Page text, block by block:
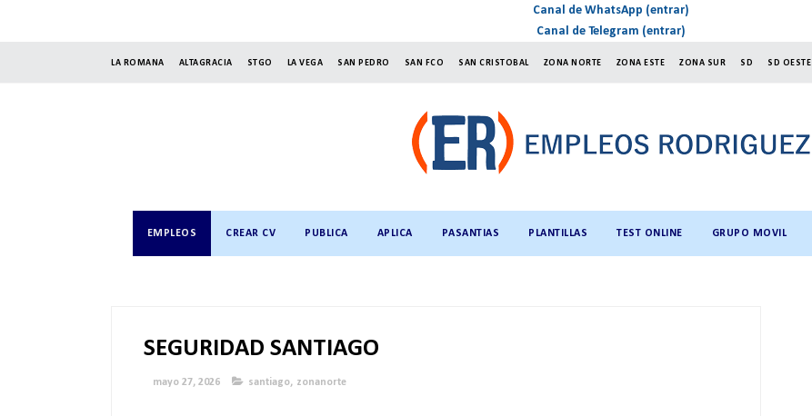
Canal de WhatsApp (entrar)
Canal de Telegram (entrar)
LA ROMANA ALTAGRACIA STGO LA VEGA SAN PEDRO SAN FCO SAN CRISTOBAL ZONA NORTE ZONA ESTE ZONA SUR SD SD OESTE
EMPLEOS CREAR CV PUBLICA APLICA PASANTIAS PLANTILLAS TEST ONLINE GRUPO MOVIL
SEGURIDAD SANTIAGO
mayo 27, 2026 santiago, zonanorte